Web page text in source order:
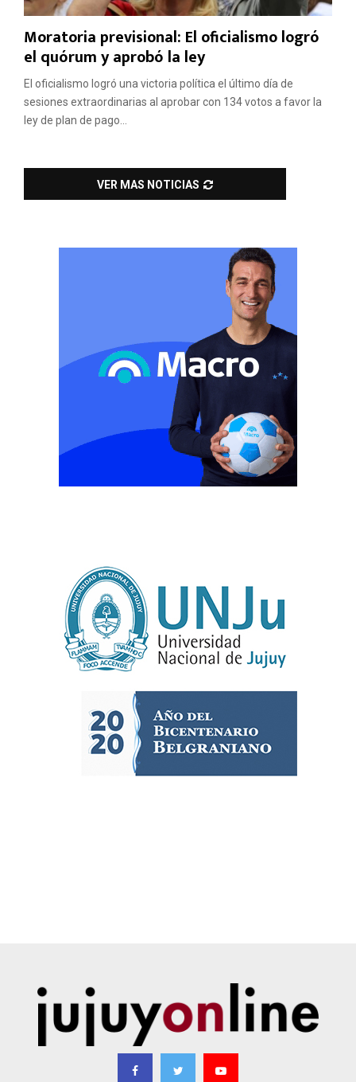
Moratoria previsional: El oficialismo logró
el quórum y aprobó la ley
El oficialismo logró una victoria política el último día de
sesiones extraordinarias al aprobar con 134 votos a favor la
ley de plan de pago...
VER MAS NOTICIAS